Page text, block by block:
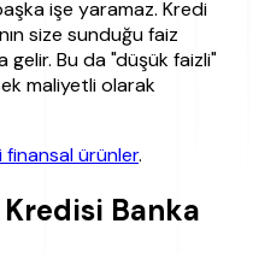
işe yaramaz. Kredi
size sunduğu faiz
gelir. Bu da "düşük faizli"
maliyetli olarak
finansal ürünler.
Banka